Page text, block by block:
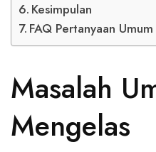
Kesimpulan
FAQ Pertanyaan Umum
Masalah
Mengelas